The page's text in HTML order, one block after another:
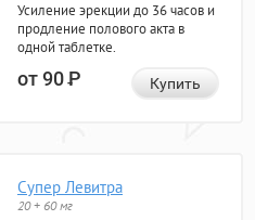
Усиление эрекции до 36 часов и
продление полового акта в
одной таблетке.
от 90Р Купить
Супер Левитра
20 + 60 мг